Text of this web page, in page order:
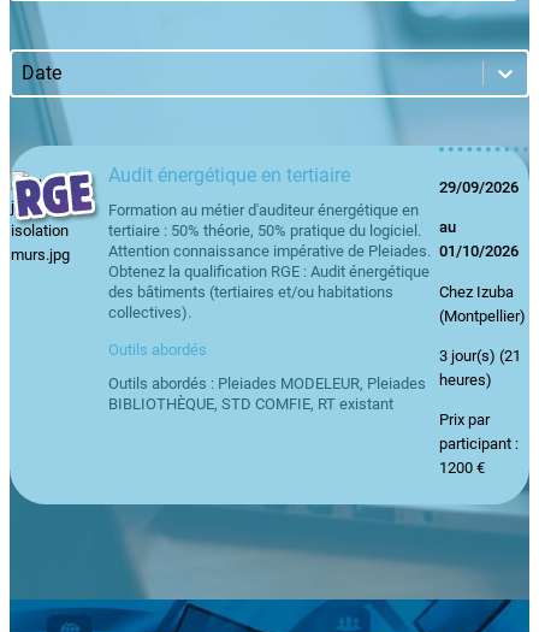
Formations-date
Trier le contenu
Audit énergétique en tertiaire
Formation au métier d'auditeur énergétique en
tertiaire : 50% théorie, 50% pratique du logiciel.
Attention connaissance impérative de Pleiades.
Obtenez la qualification RGE : Audit énergétique
des bâtiments (tertiaires et/ou habitations
collectives).
Outils abordés
Outils abordés : Pleiades MODELEUR, Pleiades
BIBLIOTHÈQUE, STD COMFIE, RT existant
29/09/2026
au
01/10/2026
Chez Izuba
(Montpellier)
3 jour(s) (21
heures)
Prix par
participant :
1200 €